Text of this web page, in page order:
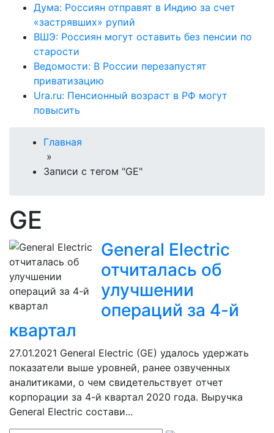
Дума: Россиян отправят в Индию за счет
«застрявших» рупий
ВШЭ: Россиян могут оставить без пенсии по
старости
Ведомости: В России перезапустят
приватизацию
Ura.ru: Пенсионный возраст в РФ могут
повысить
Главная
»
Записи с тегом "GE"
GE
General Electric
отчиталась об
улучшении
операций за 4-й
квартал
27.01.2021 General Electric (GE) удалось удержать
показатели выше уровней, ранее озвученных
аналитиками, о чем свидетельствует отчет
корпорации за 4-й квартал 2020 года. Выручка
General Electric состави...